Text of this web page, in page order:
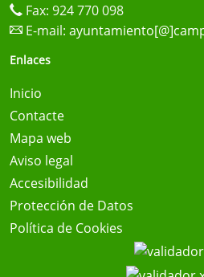
Fax: 924 770 098
E-mail:
Enlaces
Inicio
Contacte
Mapa web
Aviso legal
Accesibilidad
Protección de Datos
Política de Cookies